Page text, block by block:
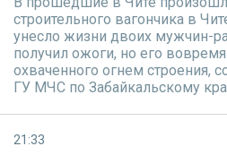
строительного вагончика в
унесло жизни двоих мужчин-
получил ожоги, но его
охваченного огнем строения,
ГУ МЧС по Забайкальскому
21:33